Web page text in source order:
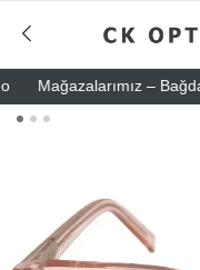
Mağazalarımız –